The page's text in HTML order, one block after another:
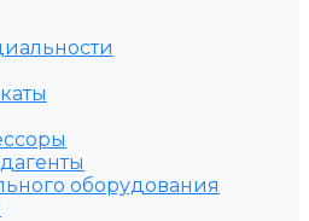
оборудования